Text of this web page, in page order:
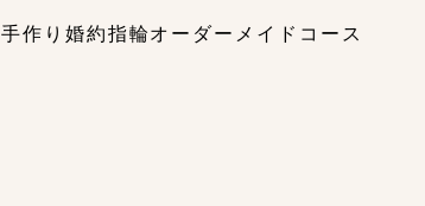
手作り婚約指輪オーダーメイドコース